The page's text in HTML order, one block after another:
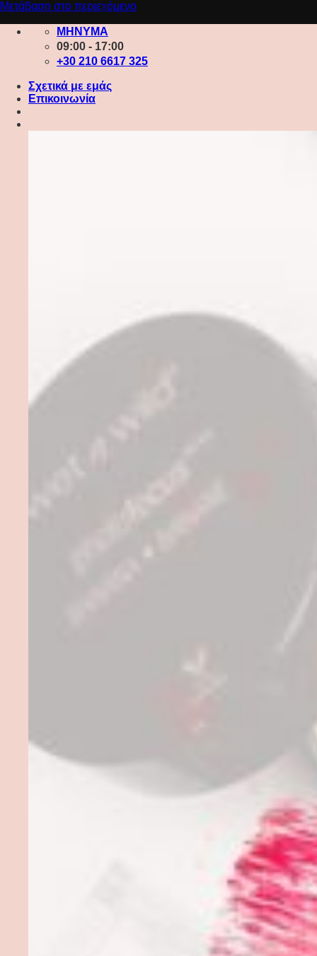
Μετάβαση στο περιεχόμενο
ΜΗΝΥΜΑ
09:00 - 17:00
+30 210 6617 325
Σχετικά με εμάς
Επικοινωνία